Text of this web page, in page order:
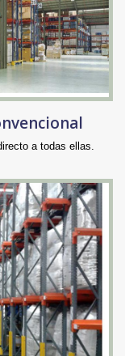
a todas ellas.